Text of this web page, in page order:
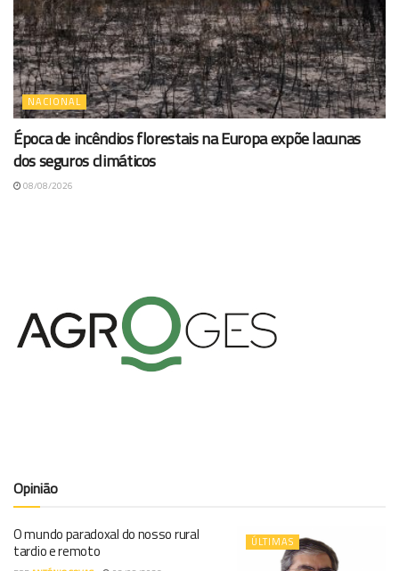
NACIONAL
Época de incêndios florestais na Europa expõe lacunas
dos seguros climáticos
08/08/2026
Opinião
ÚLTIMAS
O mundo paradoxal do nosso rural
tardio e remoto